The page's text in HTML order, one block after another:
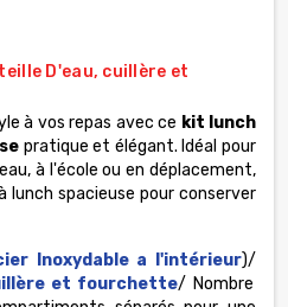
D'eau, cuillère et
à vos repas avec ce kit lunch
pratique et élégant. Idéal pour
à l'école ou en déplacement,
lunch spacieuse pour conserver
Inoxydable a l'intérieur)/
et fourchette/ Nombre